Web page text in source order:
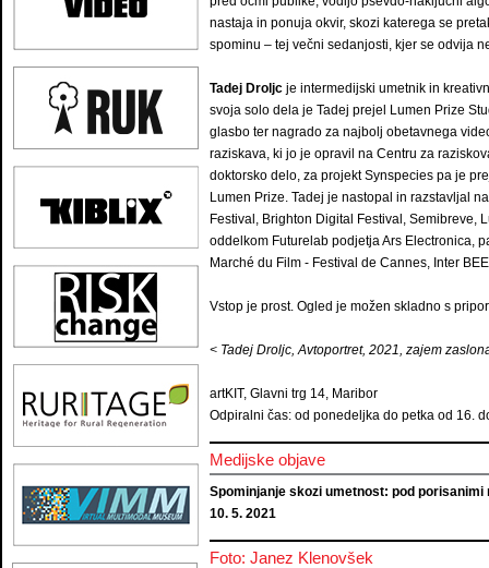
nastaja in ponuja okvir, skozi katerega se
spominu – tej večni sedanjosti, kjer se odvija
Tadej Droljc je intermedijski umetnik in
svoja solo dela je Tadej prejel Lumen Prize
glasbo ter nagrado za najbolj obetavnega
raziskava, ki jo je opravil na Centru za
doktorsko delo, za projekt Synspecies pa je
Lumen Prize. Tadej je nastopal in razstavljal
Festival, Brighton Digital Festival, Semibreve,
oddelkom Futurelab podjetja Ars Electronica,
Marché du Film - Festival de Cannes, Inter
Vstop je prost. Ogled je možen skladno s
< Tadej Droljc, Avtoportret, 2021, zajem
artKIT, Glavni trg 14, Maribor
Odpiralni čas: od ponedeljka do petka od 16.
Medijske objave
Spominjanje skozi umetnost: pod porisanimi
10. 5. 2021
Foto: Janez Klenovšek